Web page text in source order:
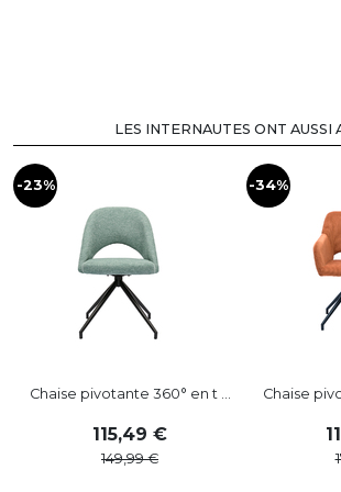
LES INTERNAUTES ONT AUSSI
-23%
Chaise pivotante 360° en t ...
115,49
149,99
-34%
Chaise